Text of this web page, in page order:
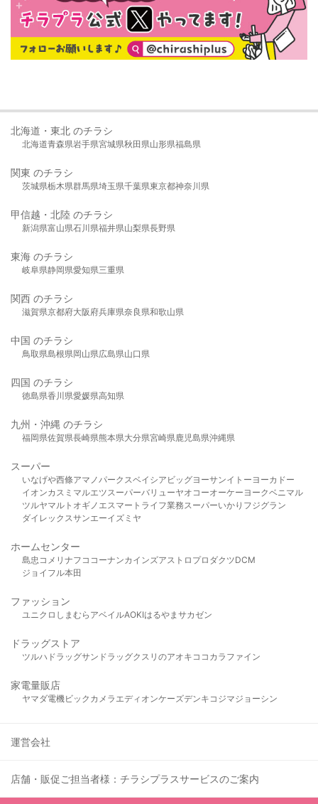
北海道・東北 のチラシ
北海道青森県岩手県宮城県秋田県山形県福島県
関東 のチラシ
茨城県栃木県群馬県埼玉県千葉県東京都神奈川県
甲信越・北陸 のチラシ
新潟県富山県石川県福井県山梨県長野県
東海 のチラシ
岐阜県静岡県愛知県三重県
関西 のチラシ
滋賀県京都府大阪府兵庫県奈良県和歌山県
中国 のチラシ
鳥取県島根県岡山県広島県山口県
四国 のチラシ
徳島県香川県愛媛県高知県
九州・沖縄 のチラシ
福岡県佐賀県長崎県熊本県大分県宮崎県鹿児島県沖縄県
スーパー
いなげや西條アマノパークスベイシア ビッグヨーサンイトーヨーカドー
イオンカスミ マルエツスーパーバリューヤオコーオーケー ヨークベニマル
ツルヤマルト オギノ エスマート ライフ業務スーパーいかり フジグラン
ダイレックスサンエーイズミヤ
ホームセンター
島忠 コメリ ナフコ コーナンカインズアストロプロダクツDCM
ジョイフル本田
ファッション
ユニクロ しまむら アベイルAOKIはるやま サカゼン
ドラッグストア
ツルハドラッグサンドラッグクスリのアオキ ココカラファイン
家電量販店
ヤマダ電機ビックカメラ エディオンケーズデンキ コジマジョーシン
運営会社
店舗・販促ご担当者様：チラシプラスサービスのご案内